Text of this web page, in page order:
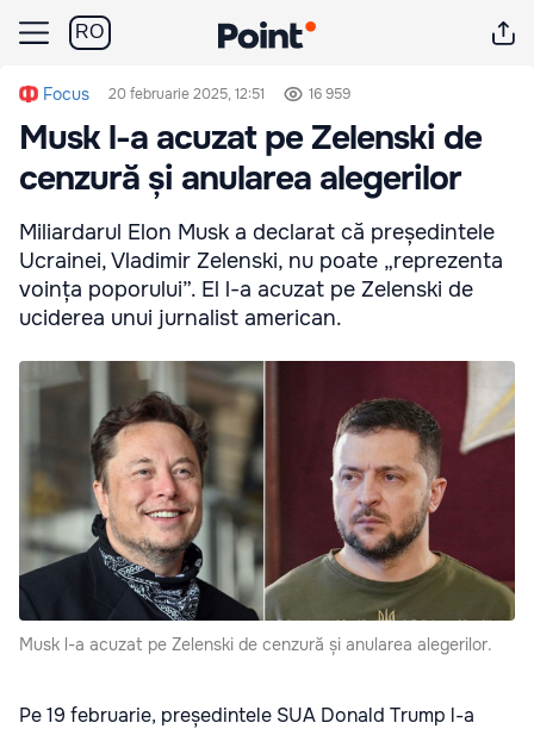
RO
Focus 20 februarie 2025, 12:51 16 959
Musk l-a acuzat pe Zelenski de
cenzură și anularea alegerilor
Miliardarul Elon Musk a declarat că președintele
Ucrainei, Vladimir Zelenski, nu poate „reprezenta
voința poporului”. El l-a acuzat pe Zelenski de
uciderea unui jurnalist american.
Musk l-a acuzat pe Zelenski de cenzură și anularea alegerilor.
Pe 19 februarie, președintele SUA Donald Trump l-a